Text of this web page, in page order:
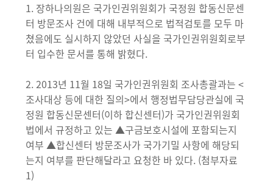
1. 장하나의원은 국가인권위원회가 국정원 합동신문센
터 방문조사 건에 대해 내부적으로 법적검토를 모두 마
쳤음에도 실시하지 않았던 사실을 국가인권위원회로부
터 입수한 문서를 통해 밝혔다.
2. 2013년 11월 18일 국가인권위원회 조사총괄과는 <
조사대상 등에 대한 질의>에서 행정법무담당관실에 국
정원 합동신문센터(이하 합신센터)가 국가인권위원회
법에서 규정하고 있는 ▲구금보호시설에 포함되는지
여부 ▲합신센터 방문조사가 국가기밀 사항에 해당되
는지 여부를 판단해달라고 요청한 바 있다. (첨부자료
1)